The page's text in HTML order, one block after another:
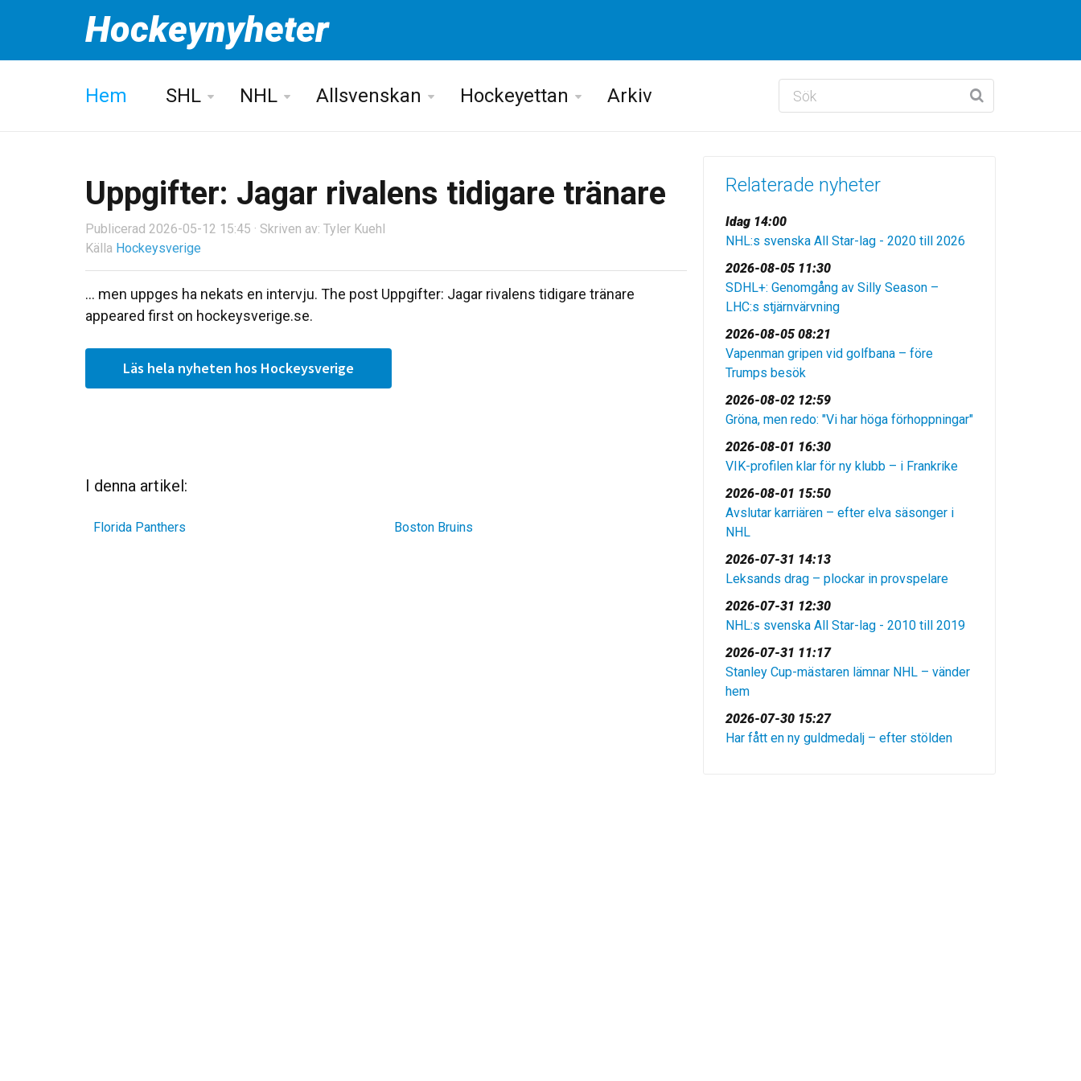
Hockeynyheter
Hem SHL NHL Allsvenskan Hockeyettan Arkiv
Uppgifter: Jagar rivalens tidigare tränare
Publicerad 2026-05-12 15:45 · Skriven av: Tyler Kuehl
Källa Hockeysverige
... men uppges ha nekats en intervju. The post Uppgifter: Jagar rivalens tidigare tränare
appeared first on hockeysverige.se.
Läs hela nyheten hos Hockeysverige
I denna artikel:
Florida Panthers Boston Bruins
Relaterade nyheter
Idag 14:00
NHL:s svenska All Star-lag - 2020 till 2026
2026-08-05 11:30
SDHL+: Genomgång av Silly Season –
LHC:s stjärnvärvning
2026-08-05 08:21
Vapenman gripen vid golfbana – före
Trumps besök
2026-08-02 12:59
Gröna, men redo: "Vi har höga förhoppningar"
2026-08-01 16:30
VIK-profilen klar för ny klubb – i Frankrike
2026-08-01 15:50
Avslutar karriären – efter elva säsonger i
NHL
2026-07-31 14:13
Leksands drag – plockar in provspelare
2026-07-31 12:30
NHL:s svenska All Star-lag - 2010 till 2019
2026-07-31 11:17
Stanley Cup-mästaren lämnar NHL – vänder
hem
2026-07-30 15:27
Har fått en ny guldmedalj – efter stölden